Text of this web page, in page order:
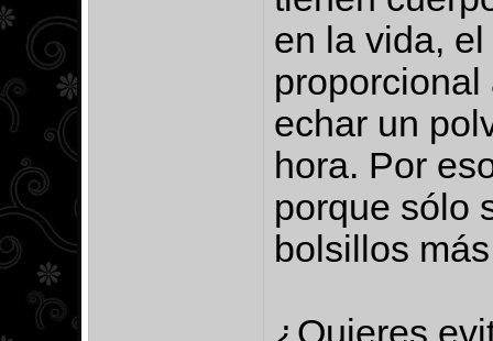
en la vida,
echar un
hora. Por
porque sólo
bolsillos
¿Quieres